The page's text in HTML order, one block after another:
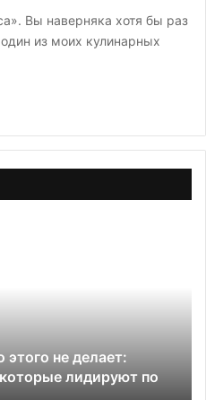
Вы наверняка хотя бы раз
из моих кулинарных
не делает:
лидируют по